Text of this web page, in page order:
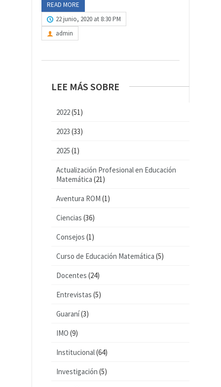
READ MORE
22 junio, 2020 at 8:30 PM
admin
LEE MÁS SOBRE
2022(51)
2023 (33)
2025 (1)
Actualización Profesional en Educación
Matemática (21)
Aventura ROM (1)
Ciencias (36)
Consejos (1)
Curso de Educación Matemática (5)
Docentes (24)
Entrevistas (5)
Guaraní(3)
IMO (9)
Institucional(64)
Investigación (5)